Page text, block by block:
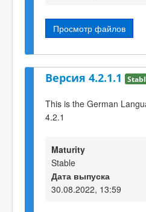
Просмотр файлов
Версия 4.2.1.1
This is the German
4.2.1
Maturity
Stable
Дата выпуска
30.08.2022, 13:59